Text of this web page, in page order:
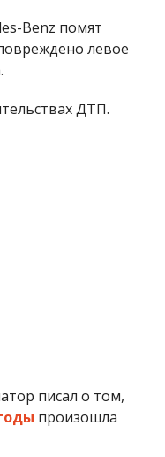
Benz помят
левое
ДТП.
писал о том,
произошла